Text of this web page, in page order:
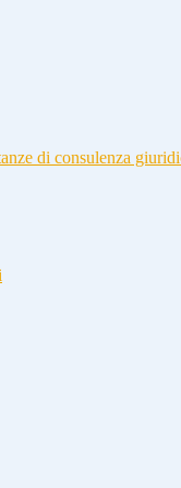
di consulenza